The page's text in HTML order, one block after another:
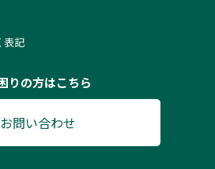
表記
りの方はこちら
お問い合わせ